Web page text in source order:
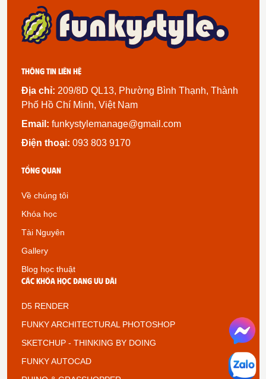
Thông tin liên hệ
Địa chỉ: 209/8D QL13, Phường Bình Thạnh, Thành
Phố Hồ Chí Minh, Việt Nam
Email: funkystylemanage@gmail.com
Điện thoại: 093 803 9170
Tổng quan
Về chúng tôi
Khóa học
Tài Nguyên
Gallery
Blog học thuật
Các khóa học đang ưu đãi
D5 RENDER
FUNKY ARCHITECTURAL PHOTOSHOP
SKETCHUP - THINKING BY DOING
FUNKY AUTOCAD